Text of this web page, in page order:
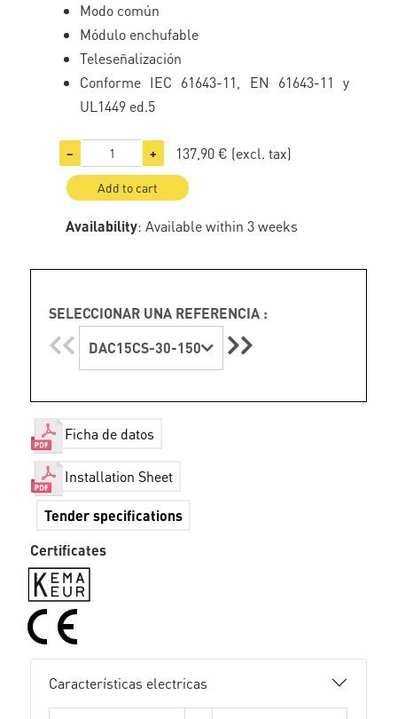
Modo común
Módulo enchufable
Teleseñalización
Conforme IEC 61643-11, EN 61643-11 y
UL1449 ed.5
− + 137,90 € (excl. tax)
Add to cart
Availability: Available within 3 weeks
SELECCIONAR UNA REFERENCIA :
DAC15CS-30-150
Ficha de datos
Installation Sheet
Tender specifications
Certificates
Características electricas